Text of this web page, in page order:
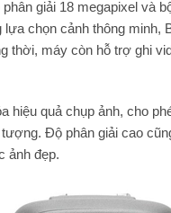
giải 18 megapixel và
chọn cảnh thông minh,
máy còn hỗ trợ ghi
quả chụp ảnh, cho
Độ phân giải cao
ảnh đẹp.